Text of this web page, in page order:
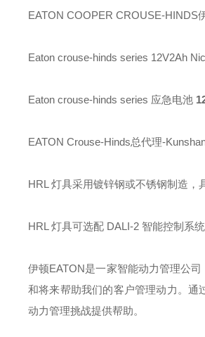
EATON COOPER CROUSE-HINDS
Eaton crouse-hinds series 12V2Ah
Eaton crouse-hinds series 应急电池
EATON Crouse-Hinds总代理-
HRL 灯具采用镀锌钢或不锈钢制造
HRL 灯具可选配 DALI-2 智能控制系
伊顿EATON是一家智能动力管理公
和将来帮助我们的客户管理动力。通
动力管理挑战提供帮助。